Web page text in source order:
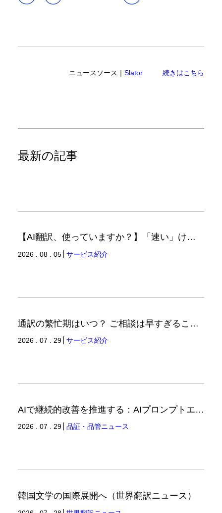
ニュースソース｜Slator 続きはこちら
最新の記事
【AI翻訳、使っていますか？】「速い」けど「正しい」は別の話（翻訳ブログ）
2026 . 08 . 05 サービス紹介
通訳の繁忙期はいつ？ ご相談は早すぎることはありません。（通訳ブログ）
2026 . 07 . 29 サービス紹介
AIで継続的改善を推進する：AIプロンプトエンジニアリングへの品質思考の適用-3（品証品管ニュース）
2026 . 07 . 29 品証・品管ニュース
韓国文学の国際展開へ（世界翻訳ニュース）